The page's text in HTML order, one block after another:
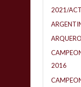
2021/ACT
ARQUERO
2016